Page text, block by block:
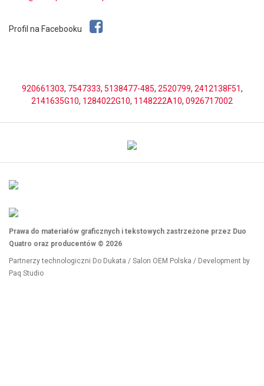
Profil na Facebooku
920661303, 7547333, 5138477-485, 2520799, 2412138F51,
2141635G10, 1284022G10, 1148222A10, 0926717002
Prawa do materiałów graficznych i tekstowych zastrzeżone przez Duo
Quatro oraz producentów © 2026
Partnerzy technologiczni Do Dukata / Salon OEM Polska / Development by
Paq Studio